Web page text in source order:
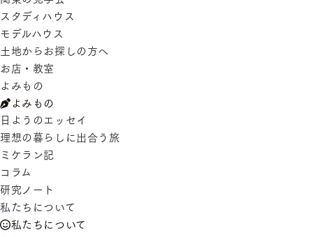
スタディハウス
モデルハウス
土地からお探しの方へ
お店・教室
よみもの
よみもの
日ようのエッセイ
理想の暮らしに出合う旅
ミケラン記
コラム
研究ノート
私たちについて
私たちについて